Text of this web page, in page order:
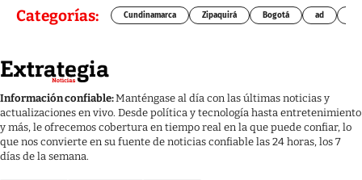
Categorías: Cundinamarca Zipaquirá Bogotá ad
Información confiable:Manténgase al día con las últimas noticias y
actualizaciones en vivo. Desde política y tecnología hasta entretenimiento
y más, le ofrecemos cobertura en tiempo real en la que puede confiar, lo
que nos convierte en su fuente de noticias confiable las 24 horas, los 7
días de la semana.